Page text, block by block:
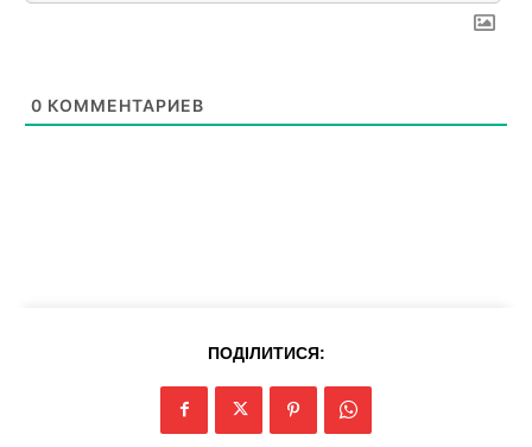
SUBSCRIBE NOW
0 КОММЕНТАРИЕВ
ПОДІЛИТИСЯ: